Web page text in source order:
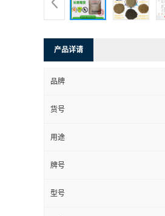
产品详请
品牌
货号
用途
牌号
型号